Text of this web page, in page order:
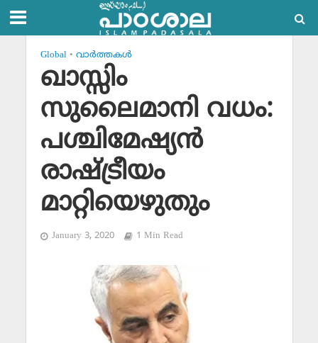
Global • വാര്‍ത്തകള്‍
ഖാസ്സിം
സുലൈമാനി വധം:
പശ്ചിമേഷ്യന്‍
രാഷ്ട്രീയം
മാറ്റിയെഴുതും
January 3, 2020 1 Min Read